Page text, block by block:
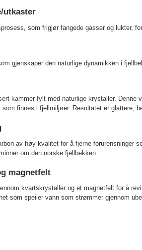
utkaster
som frigjør fangede gasser og lukter,
gjenskaper den naturlige dynamikken i
kammer fylt med naturlige krystaller.
finnes i fjellmiljøer. Resultatet er glattere,
av høy kvalitet for å fjerne forurensninger
om den norske fjellbekken.
magnetfelt
kvartskrystaller og et magnetfelt for å
som speiler vann som strømmer gjennom